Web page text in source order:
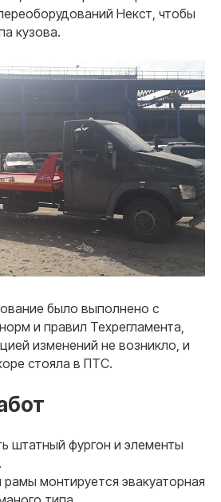
Некст, чтобы
кузова.
было выполнено с
и правил Техрегламента,
изменений не возникло, и
стояла в ПТС.
штатный фургон и элементы
монтируется эвакуаторная